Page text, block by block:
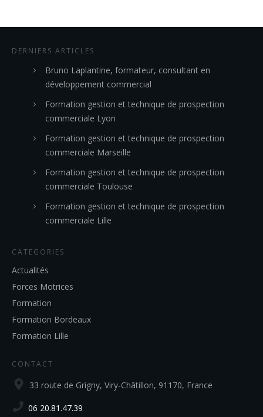
DERNIERS ARTICLES
Bruno Laplantine, formateur, consultant en
développement commercial
Formation gestion et technique de prospection
commerciale Lyon
Formation gestion et technique de prospection
commerciale Marseille
Formation gestion et technique de prospection
commerciale Toulouse
Formation gestion et technique de prospection
commerciale Lille
CATEGORIES
Actualités
Forces Motrices
Formation
Formation Bordeaux
Formation Lille
CONTACT
33 route de Grigny, Viry-Châtillon, 91170, France
06 20.81.47.39